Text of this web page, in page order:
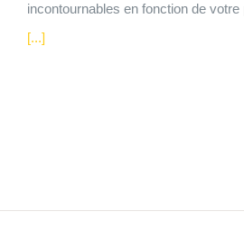
incontournables en fonction de
[...]